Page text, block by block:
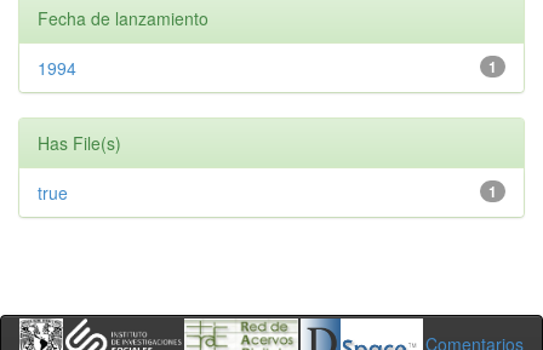
Fecha de lanzamiento
1
1994
Has File(s)
1
true
Comentarios